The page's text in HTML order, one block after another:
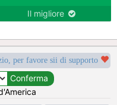
Il migliore
per favore sii di supporto